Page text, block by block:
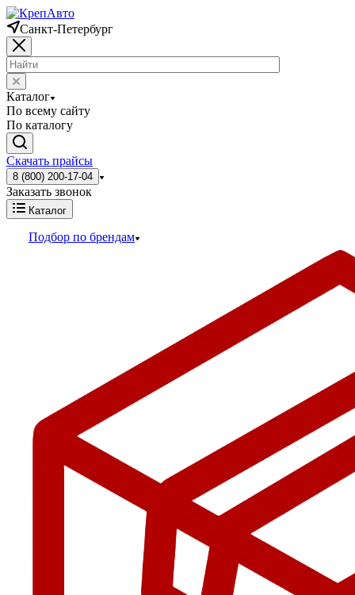
Санкт-Петербург
Каталог
По всему сайту
По каталогу
Скачать прайсы
8 (800) 200-17-04
Заказать звонок
Каталог
Подбор по брендам